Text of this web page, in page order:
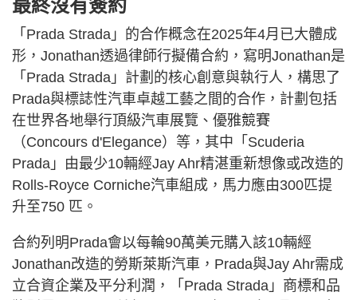
最終沒有簽約
「Prada Strada」的合作概念在2025年4月已大體成
形，Jonathan透過律師行擬備合約，寫明Jonathan是
「Prada Strada」計劃的核心創意與執行人，構思了
Prada與標誌性汽車卓越工藝之間的合作，計劃包括
在世界各地舉行頂級汽車展覽、優雅競賽
（Concours d'Elegance）等，其中「Scuderia
Prada」由最少10輛經Jay Ahr精湛重新想像或改造的
Rolls-Royce Corniche汽車組成，馬力應由300匹提
升至750 匹。
合約列明Prada會以每輪90萬美元購入該10輛經
Jonathan改造的勞斯萊斯汽車，Prada與Jay Ahr需成
立合資企業及平分利潤，「Prada Strada」商標和品